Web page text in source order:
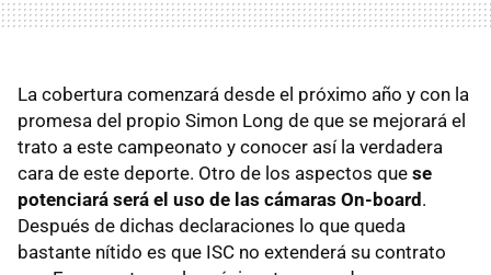
La cobertura comenzará desde el próximo año y con la
promesa del propio Simon Long de que se mejorará el
trato a este campeonato y conocer así la verdadera
cara de este deporte. Otro de los aspectos que se
potenciará será el uso de las cámaras On-board.
Después de dichas declaraciones lo que queda
bastante nítido es que ISC no extenderá su contrato